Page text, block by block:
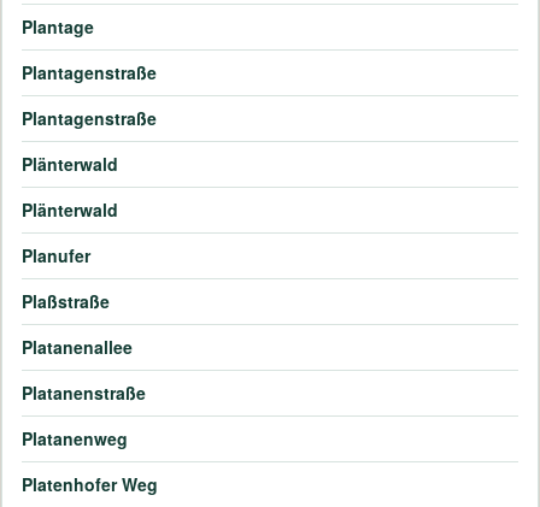
Plantage
Plantagenstraße
Plantagenstraße
Plänterwald
Plänterwald
Planufer
Plaßstraße
Platanenallee
Platanenstraße
Platanenweg
Platenhofer Weg